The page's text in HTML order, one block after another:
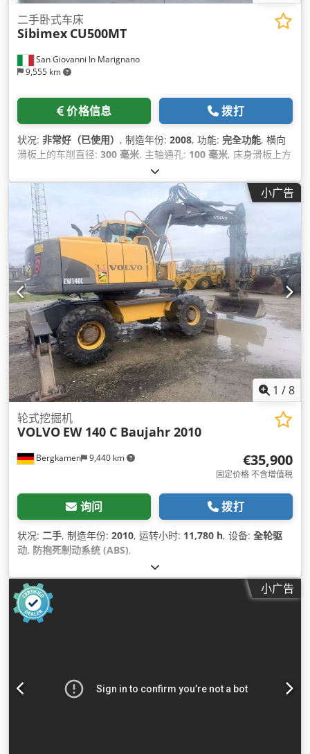
San Giovanni In Marignano
9,555 km
二手卧式车床
Sibimex CU500MT
价格信息 拨打
状况: 非常好（已使用） , 制造年份: 2008, 功能: 完全功能, 横向
滑板上的车削直径: 300 毫米, 主轴通孔: 100 毫米, 床身滑板上方
, 中心高度:
车削长度:2,000 毫米, 主轴行程距离:230 毫米, 总长度:3,600
毫米, 总宽度: 1,400 毫米
, 主轴速度（最
大）:1,400 转/分 , 公制螺纹步距:120 , 总重量:3,100 千克
卡盘直径:
315 毫米,
小广告
1 /8
Bergkamen 9,440 km
轮式挖掘机
VOLVO EW 140 C Baujahr 2010
€35,900
固定价格 不含增值税
询问 拨打
状况: 二手, 制造年份: 2010, 运转小时: 11,780 h, 设备: 全轮驱
动, 防抱死制动系统 (ABS),
小广告